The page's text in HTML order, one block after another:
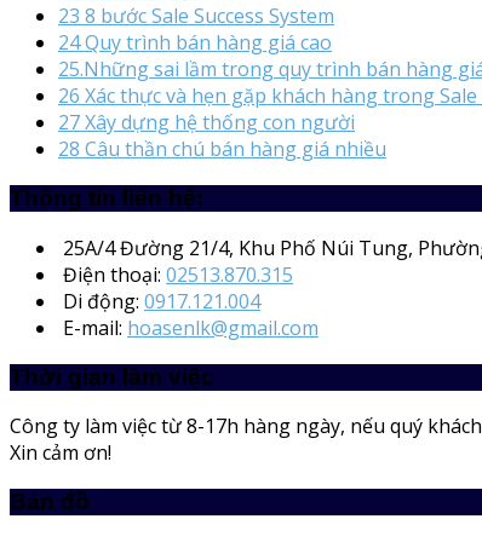
23 8 bước Sale Success System
24 Quy trình bán hàng giá cao
25.Những sai lầm trong quy trình bán hàng
26 Xác thực và hẹn gặp khách hàng trong Sale
27 Xây dựng hệ thống con người
28 Câu thần chú bán hàng giá nhiều
Thông tin liên hệ:
25A/4Đường 21/4, Khu Phố Núi Tung,
Điện thoại: 02513.870.315
Di động: 0917.121.004
E-mail: hoasenlk@gmail.com
Thời gian làm việc
Công ty làm việc từ 8-17h hàng ngày, nếu quý
Xin cảm ơn!
Bản đồ